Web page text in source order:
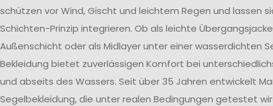
schützen vor Wind, Gischt und leichtem Regen und lassen
Schichten-Prinzip integrieren. Ob als leichte
Außenschicht oder als Midlayer unter einer wasserdichten
Bekleidung bietet zuverlässigen Komfort bei
und abseits des Wassers. Seit über 35 Jahren entwickelt
Segelbekleidung, die unter realen Bedingungen getestet